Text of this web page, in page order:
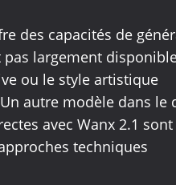
des capacités de
pas largement
ou le style artistique
autre modèle dans le
avec Wanx 2.1
techniques